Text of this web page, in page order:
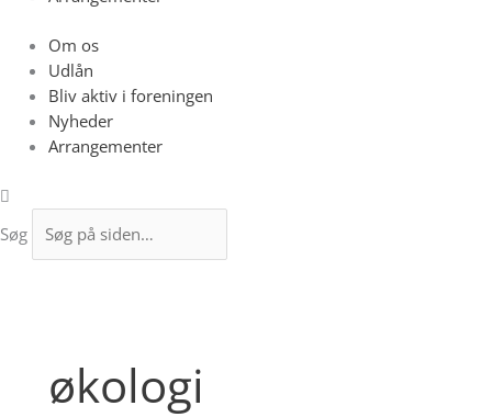
Om os
Udlån
Bliv aktiv i foreningen
Nyheder
Arrangementer
Søg
økologi